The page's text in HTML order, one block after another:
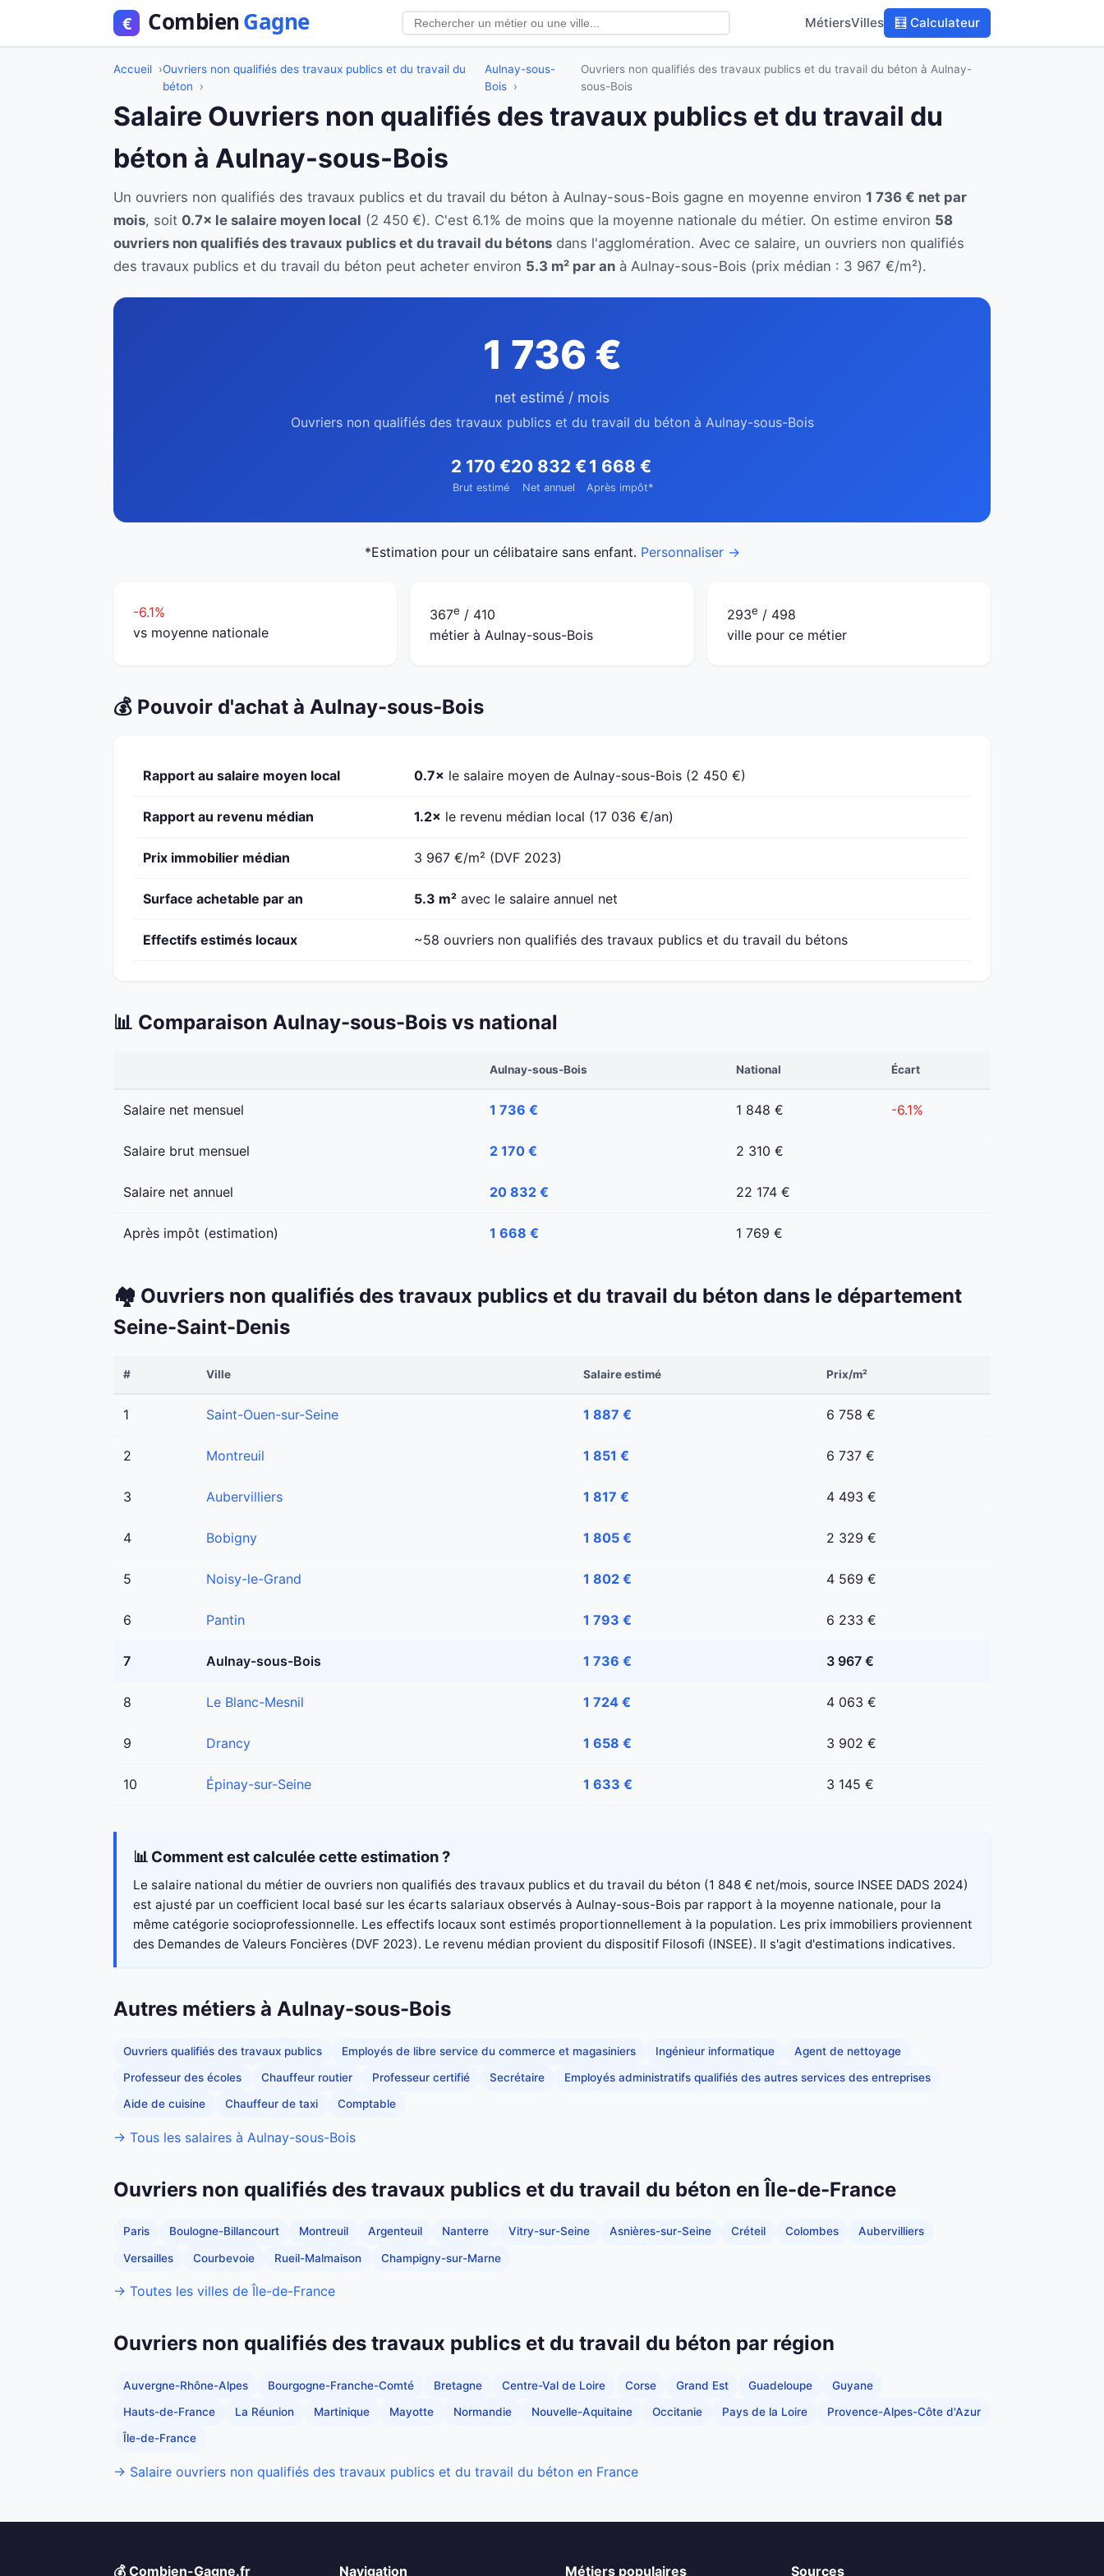
MétiersVilles 🧮 Calculateur
Accueil
Ouvriers non qualifiés des travaux publics et du travail du
béton
Aulnay-sous-
Bois
Ouvriers non qualifiés des travaux publics et du travail du béton à Aulnay-
sous-Bois
Salaire Ouvriers non qualifiés des travaux publics et du travail du
béton à Aulnay-sous-Bois
Un ouvriers non qualifiés des travaux publics et du travail du béton à Aulnay-sous-Bois gagne en moyenne environ 1 736 € net par
mois, soit 0.7× le salaire moyen local (2 450 €). C'est 6.1% de moins que la moyenne nationale du métier. On estime environ 58
ouvriers non qualifiés des travaux publics et du travail du bétons dans l'agglomération. Avec ce salaire, un ouvriers non qualifiés
des travaux publics et du travail du béton peut acheter environ 5.3 m² par an à Aulnay-sous-Bois (prix médian : 3 967 €/m²).
1 736 €
net estimé / mois
Ouvriers non qualifiés des travaux publics et du travail du béton à Aulnay-sous-Bois
2 170 €
Brut estimé
20 832 €
Net annuel
1 668 €
Après impôt*
*Estimation pour un célibataire sans enfant. Personnaliser →
-6.1%
vs moyenne nationale
367e / 410
métier à Aulnay-sous-Bois
293e / 498
ville pour ce métier
💰 Pouvoir d'achat à Aulnay-sous-Bois
Rapport au salaire moyen local 0.7× le salaire moyen de Aulnay-sous-Bois (2 450 €)
Rapport au revenu médian 1.2× le revenu médian local (17 036 €/an)
Prix immobilier médian 3 967 €/m² (DVF 2023)
Surface achetable par an 5.3 m² avec le salaire annuel net
Effectifs estimés locaux ~58 ouvriers non qualifiés des travaux publics et du travail du bétons
📊 Comparaison Aulnay-sous-Bois vs national
Aulnay-sous-Bois National Écart
Salaire net mensuel 1 736 € 1 848 € -6.1%
Salaire brut mensuel 2 170 € 2 310 €
Salaire net annuel 20 832 € 22 174 €
Après impôt (estimation) 1 668 € 1 769 €
🏘️ Ouvriers non qualifiés des travaux publics et du travail du béton dans le département
Seine-Saint-Denis
# Ville Salaire estimé Prix/m²
1 Saint-Ouen-sur-Seine 1 887 € 6 758 €
2 Montreuil 1 851 € 6 737 €
3 Aubervilliers 1 817 € 4 493 €
4 Bobigny 1 805 € 2 329 €
5 Noisy-le-Grand 1 802 € 4 569 €
6 Pantin 1 793 € 6 233 €
7 Aulnay-sous-Bois 1 736 € 3 967 €
8 Le Blanc-Mesnil 1 724 € 4 063 €
9 Drancy 1 658 € 3 902 €
10 Épinay-sur-Seine 1 633 € 3 145 €
📊 Comment est calculée cette estimation ?
Le salaire national du métier de ouvriers non qualifiés des travaux publics et du travail du béton (1 848 € net/mois, source INSEE DADS 2024)
est ajusté par un coefficient local basé sur les écarts salariaux observés à Aulnay-sous-Bois par rapport à la moyenne nationale, pour la
même catégorie socioprofessionnelle. Les effectifs locaux sont estimés proportionnellement à la population. Les prix immobiliers proviennent
des Demandes de Valeurs Foncières (DVF 2023). Le revenu médian provient du dispositif Filosofi (INSEE). Il s'agit d'estimations indicatives.
Autres métiers à Aulnay-sous-Bois
Ouvriers qualifiés des travaux publics Employés de libre service du commerce et magasiniers Ingénieur informatique Agent de nettoyage
Professeur des écoles Chauffeur routier Professeur certifié Secrétaire Employés administratifs qualifiés des autres services des entreprises
Aide de cuisine Chauffeur de taxi Comptable
→ Tous les salaires à Aulnay-sous-Bois
Ouvriers non qualifiés des travaux publics et du travail du béton en Île-de-France
Paris Boulogne-Billancourt Montreuil Argenteuil Nanterre Vitry-sur-Seine Asnières-sur-Seine Créteil Colombes Aubervilliers
Versailles Courbevoie Rueil-Malmaison Champigny-sur-Marne
→ Toutes les villes de Île-de-France
Ouvriers non qualifiés des travaux publics et du travail du béton par région
Auvergne-Rhône-Alpes Bourgogne-Franche-Comté Bretagne Centre-Val de Loire Corse Grand Est Guadeloupe Guyane
Hauts-de-France La Réunion Martinique Mayotte Normandie Nouvelle-Aquitaine Occitanie Pays de la Loire Provence-Alpes-Côte d'Azur
Île-de-France
→ Salaire ouvriers non qualifiés des travaux publics et du travail du béton en France
💰 Combien-Gagne.fr Navigation Métiers populaires Sources